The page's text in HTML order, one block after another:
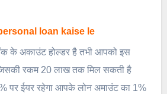
loan kaise le
के अकाउंट होल्डर है तभी आपको इस
रकम 20 लाख तक मिल सकती है
पर ईयर रहेगा आपके लोन अमाउंट का 1%